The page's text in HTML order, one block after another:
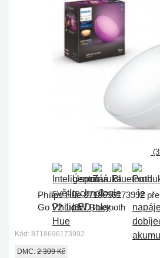
Philips Hue 8718696173992
Go V2 1x6W Bluetooth
Kód: 8718696173992
DMC: 2 309 Kč